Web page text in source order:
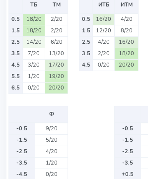
ТБ
ТМ
0.5
18/20
2/20
1.5
18/20
2/20
2.5
14/20
6/20
3.5
7/20
13/20
4.5
3/20
17/20
5.5
1/20
19/20
6.5
0/20 20/20
ИТБ
ИТМ
0.5
16/20
4/20
1.5
12/20
8/20
2.5
4/20
16/20
3.5
2/20
18/20
4.5
0/20 20/20
Ф
-0.5
9/20
-1.5
5/20
-2.5
4/20
-3.5
1/20
-4.5
0/20
-0.5
-1.5
-2.5
-3.5
+0.5